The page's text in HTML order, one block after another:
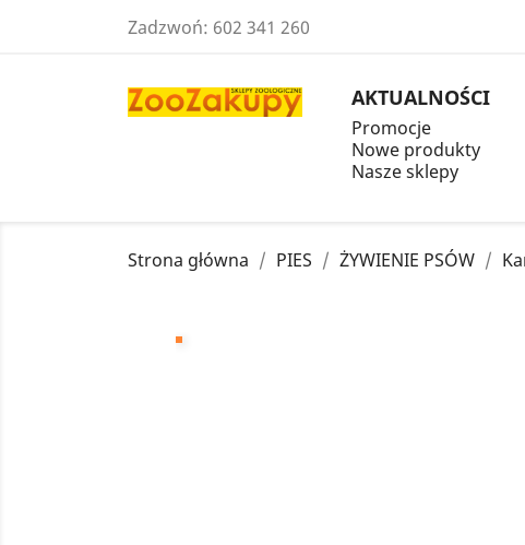
Zadzwoń: 602 341 260
AKTUALNOŚCI
Promocje
Nowe produkty
Nasze sklepy
Strona główna PIES ŻYWIENIE PSÓW